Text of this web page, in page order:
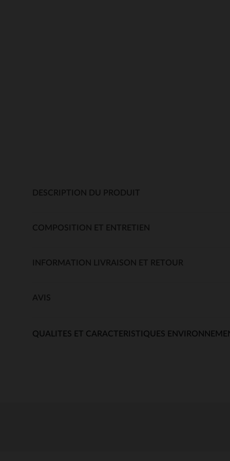
DESCRIPTION DU PRODUIT
COMPOSITION ET ENTRETIEN
INFORMATION LIVRAISON ET RETOUR
AVIS
QUALITES ET CARACTERISTIQUES